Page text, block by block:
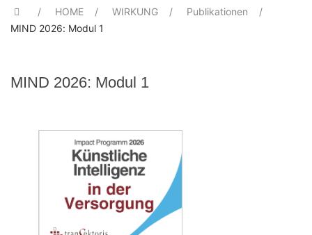
HOME WIRKUNG
Publikationen
MIND 2026: Modul 1
MIND 2026: Modul 1